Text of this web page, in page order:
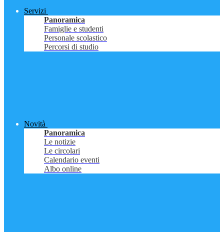
Servizi
Panoramica
Famiglie e studenti
Personale scolastico
Percorsi di studio
Novità
Panoramica
Le notizie
Le circolari
Calendario eventi
Albo online